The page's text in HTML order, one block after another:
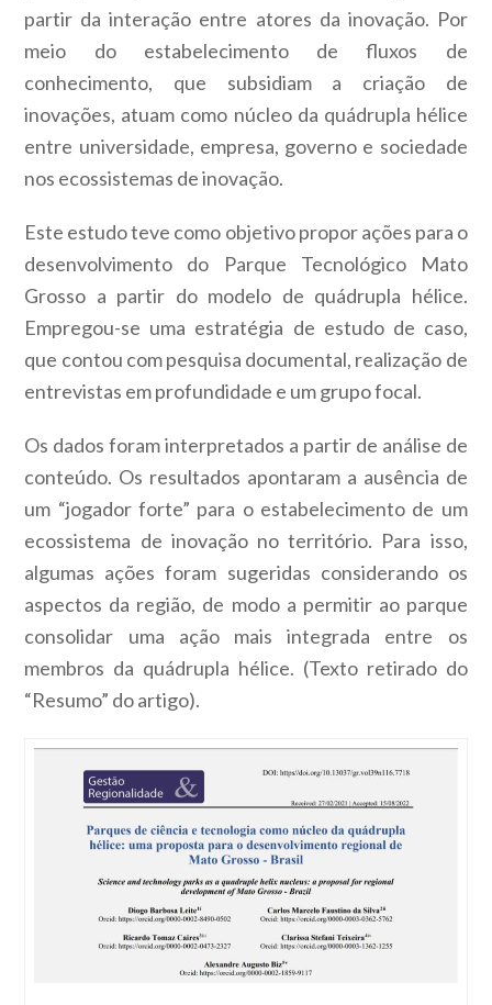
partir da interação entre atores da inovação. Por
meio do estabelecimento de fluxos de
conhecimento, que subsidiam a criação de
inovações, atuam como núcleo da quádrupla hélice
entre universidade, empresa, governo e sociedade
nos ecossistemas de inovação.
Este estudo teve como objetivo propor ações para o
desenvolvimento do Parque Tecnológico Mato
Grosso a partir do modelo de quádrupla hélice.
Empregou-se uma estratégia de estudo de caso,
que contou com pesquisa documental, realização de
entrevistas em profundidade e um grupo focal.
Os dados foram interpretados a partir de análise de
conteúdo. Os resultados apontaram a ausência de
um “jogador forte” para o estabelecimento de um
ecossistema de inovação no território. Para isso,
algumas ações foram sugeridas considerando os
aspectos da região, de modo a permitir ao parque
consolidar uma ação mais integrada entre os
membros da quádrupla hélice. (Texto retirado do
“Resumo” do artigo).